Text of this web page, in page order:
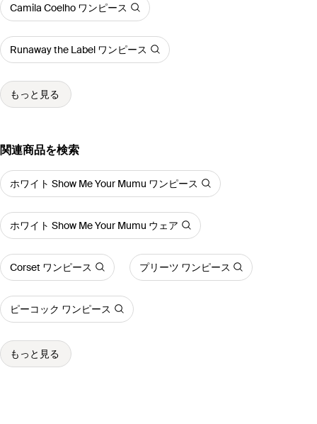
Camila Coelho ワンピース
Runaway the Label ワンピース
もっと見る
関連商品を検索
ホワイト Show Me Your Mumu ワンピース
ホワイト Show Me Your Mumu ウェア
Corset ワンピース プリーツ ワンピース
ピーコック ワンピース
もっと見る